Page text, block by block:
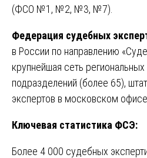
(ФСО №1, №2, №3, №7).
Федерация судебных
в России по направлению
крупнейшая сеть
подразделений (более 65),
экспертов в московском
Ключевая статистика ФСЭ:
Более 4 000 судебных